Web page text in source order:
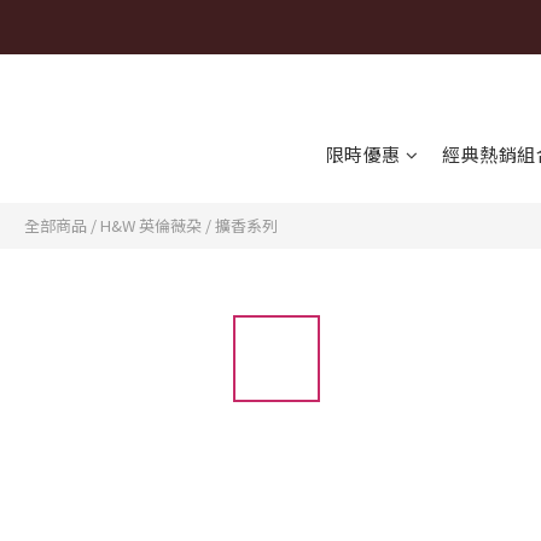
限時優惠 經典熱銷組
全部商品 / H&W 英倫薇朶 /擴香系列